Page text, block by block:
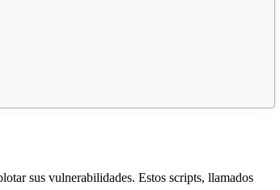
sus vulnerabilidades. Estos scripts, llamados